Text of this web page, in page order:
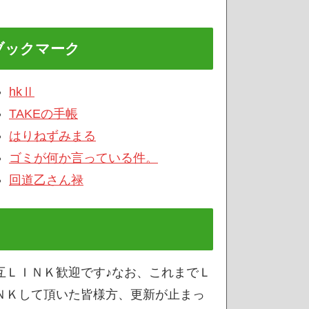
ックマーク
hkⅡ
TAKEの手帳
はりねずみまる
ゴミが何か言っている件。
回道乙さん禄
ＬＩＮＫ歓迎です♪なお、これまでＬ
Ｋして頂いた皆様方、更新が止まっ